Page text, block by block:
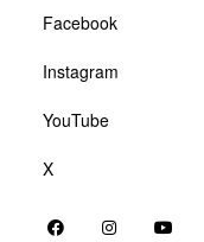
Facebook
Instagram
YouTube
X